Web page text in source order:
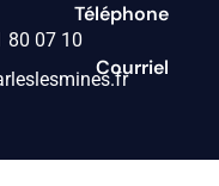
Téléphone
80 07 10
Courriel